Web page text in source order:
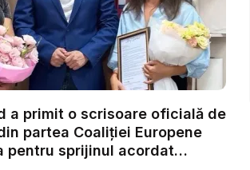
a primit o scrisoare oficială de
partea Coaliției Europene
pentru sprijinul acordat